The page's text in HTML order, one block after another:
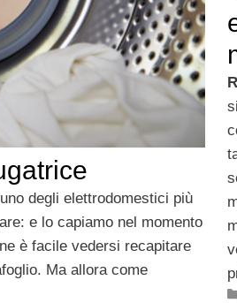
uno degli elettrodomestici più
e lo capiamo nel momento
è facile vedersi recapitare
Ma allora come